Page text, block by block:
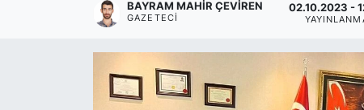
BAYRAM MAHIR ÇEVİREN
GAZETECI
02.10.2023 -